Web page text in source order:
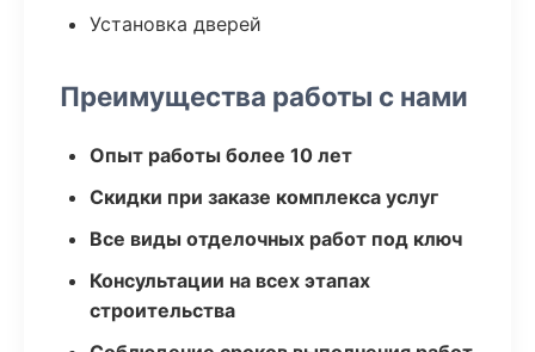
Установка дверей
Преимущества работы с нами
Опыт работы более 10 лет
Скидки при заказе комплекса услуг
Все виды отделочных работ под ключ
Консультации на всех этапах
строительства